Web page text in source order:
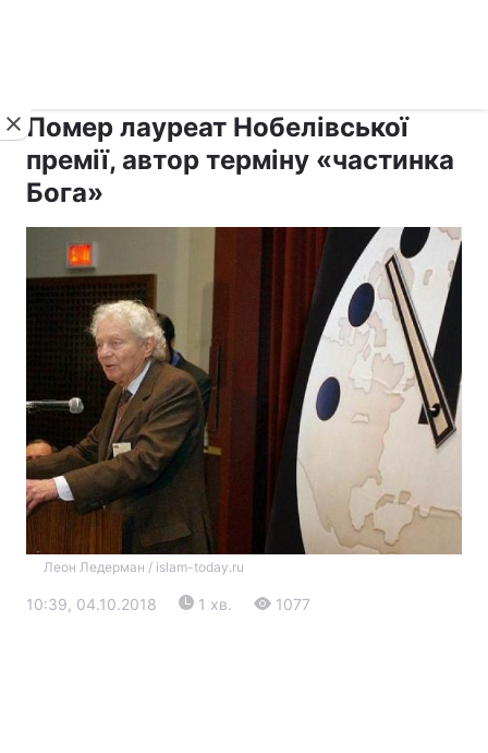
Помер лауреат Нобелівської
премії, автор терміну «частинка
Бога»
Леон Ледерман / islam-today.ru
10:39, 04.10.2018 1 хв. 1077